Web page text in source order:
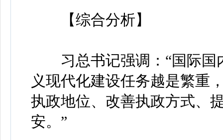
【综合分析】
习总书记强调：“国际国
义现代化建设任务越是繁重
执政地位、改善执政方式、
安。”